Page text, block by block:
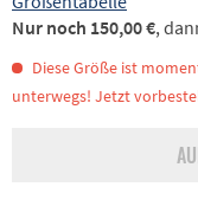
Diese Größe ist
unterwegs! Jetzt
Nur noch 150,00 €,